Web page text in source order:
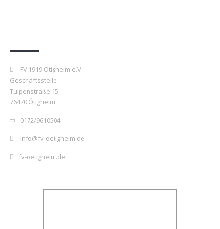
FV 1919 Ötigheim e.V.
Geschäftsstelle
Tulpenstraße 15
76470 Ötigheim
0172/9610504
info@fv-oetigheim.de
fv-oetigheim.de